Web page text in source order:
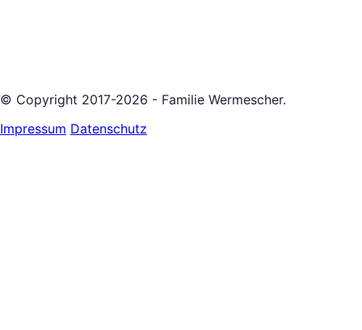
© Copyright 2017-2026 - Familie Wermescher.
Impressum Datenschutz